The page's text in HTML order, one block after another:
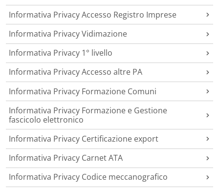
Informativa Privacy Accesso Registro Imprese
Informativa Privacy Vidimazione
Informativa Privacy 1° livello
Informativa Privacy Accesso altre PA
Informativa Privacy Formazione Comuni
Informativa Privacy Formazione e Gestione
fascicolo elettronico
Informativa Privacy Certificazione export
Informativa Privacy Carnet ATA
Informativa Privacy Codice meccanografico